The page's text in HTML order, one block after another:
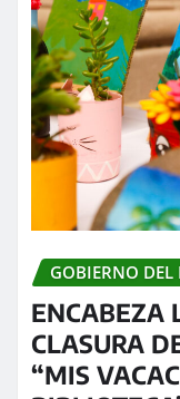
GOBIERNO DEL
ENCABEZA
CLASURA
“MIS